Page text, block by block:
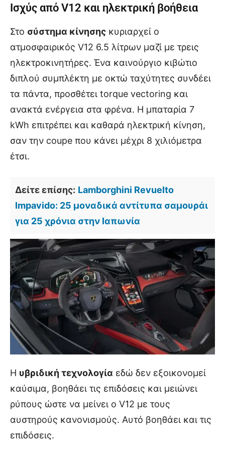
Ισχύς από V12 και ηλεκτρική βοήθεια
Στο σύστημα κίνησης κυριαρχεί ο
ατμοσφαιρικός V12 6.5 λίτρων μαζί με τρεις
ηλεκτροκινητήρες. Ένα καινούργιο κιβώτιο
διπλού συμπλέκτη με οκτώ ταχύτητες συνδέει
τα πάντα, προσθέτει torque vectoring και
ανακτά ενέργεια στα φρένα. Η μπαταρία 7
kWh επιτρέπει και καθαρά ηλεκτρική κίνηση,
σαν την coupe που κάνει μέχρι 8 χιλιόμετρα
έτσι.
Δείτε επίσης: Lamborghini Revuelto
Impavido: 25 μοναδικά αντίτυπα σαμουράι
για 25 χρόνια στην Ιαπωνία
Η υβριδική τεχνολογία εδώ δεν εξοικονομεί
καύσιμα, βοηθάει τις επιδόσεις και μειώνει
ρύπους ώστε να μείνει ο V12 με τους
αυστηρούς κανονισμούς. Αυτό βοηθάει και τις
επιδόσεις.